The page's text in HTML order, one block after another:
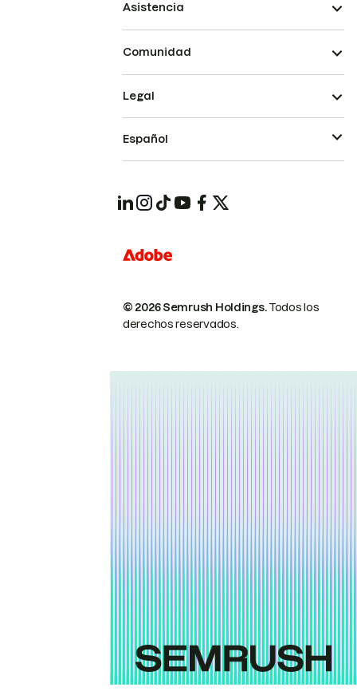
Asistencia
Comunidad
© 2026 Semrush Holdings.Todos los
derechos reservados.
Legal
Español